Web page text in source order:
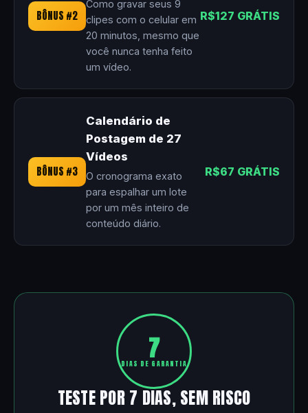
BÔNUS #2
Como gravar seus 9
clipes com o celular em
20 minutos, mesmo que
você nunca tenha feito
um vídeo.
R$127 GRÁTIS
BÔNUS #3
Calendário de
Postagem de 27
Vídeos
O cronograma exato
para espalhar um lote
por um mês inteiro de
conteúdo diário.
R$67 GRÁTIS
7
DIAS DE GARANTIA
TESTE POR 7 DIAS, SEM RISCO